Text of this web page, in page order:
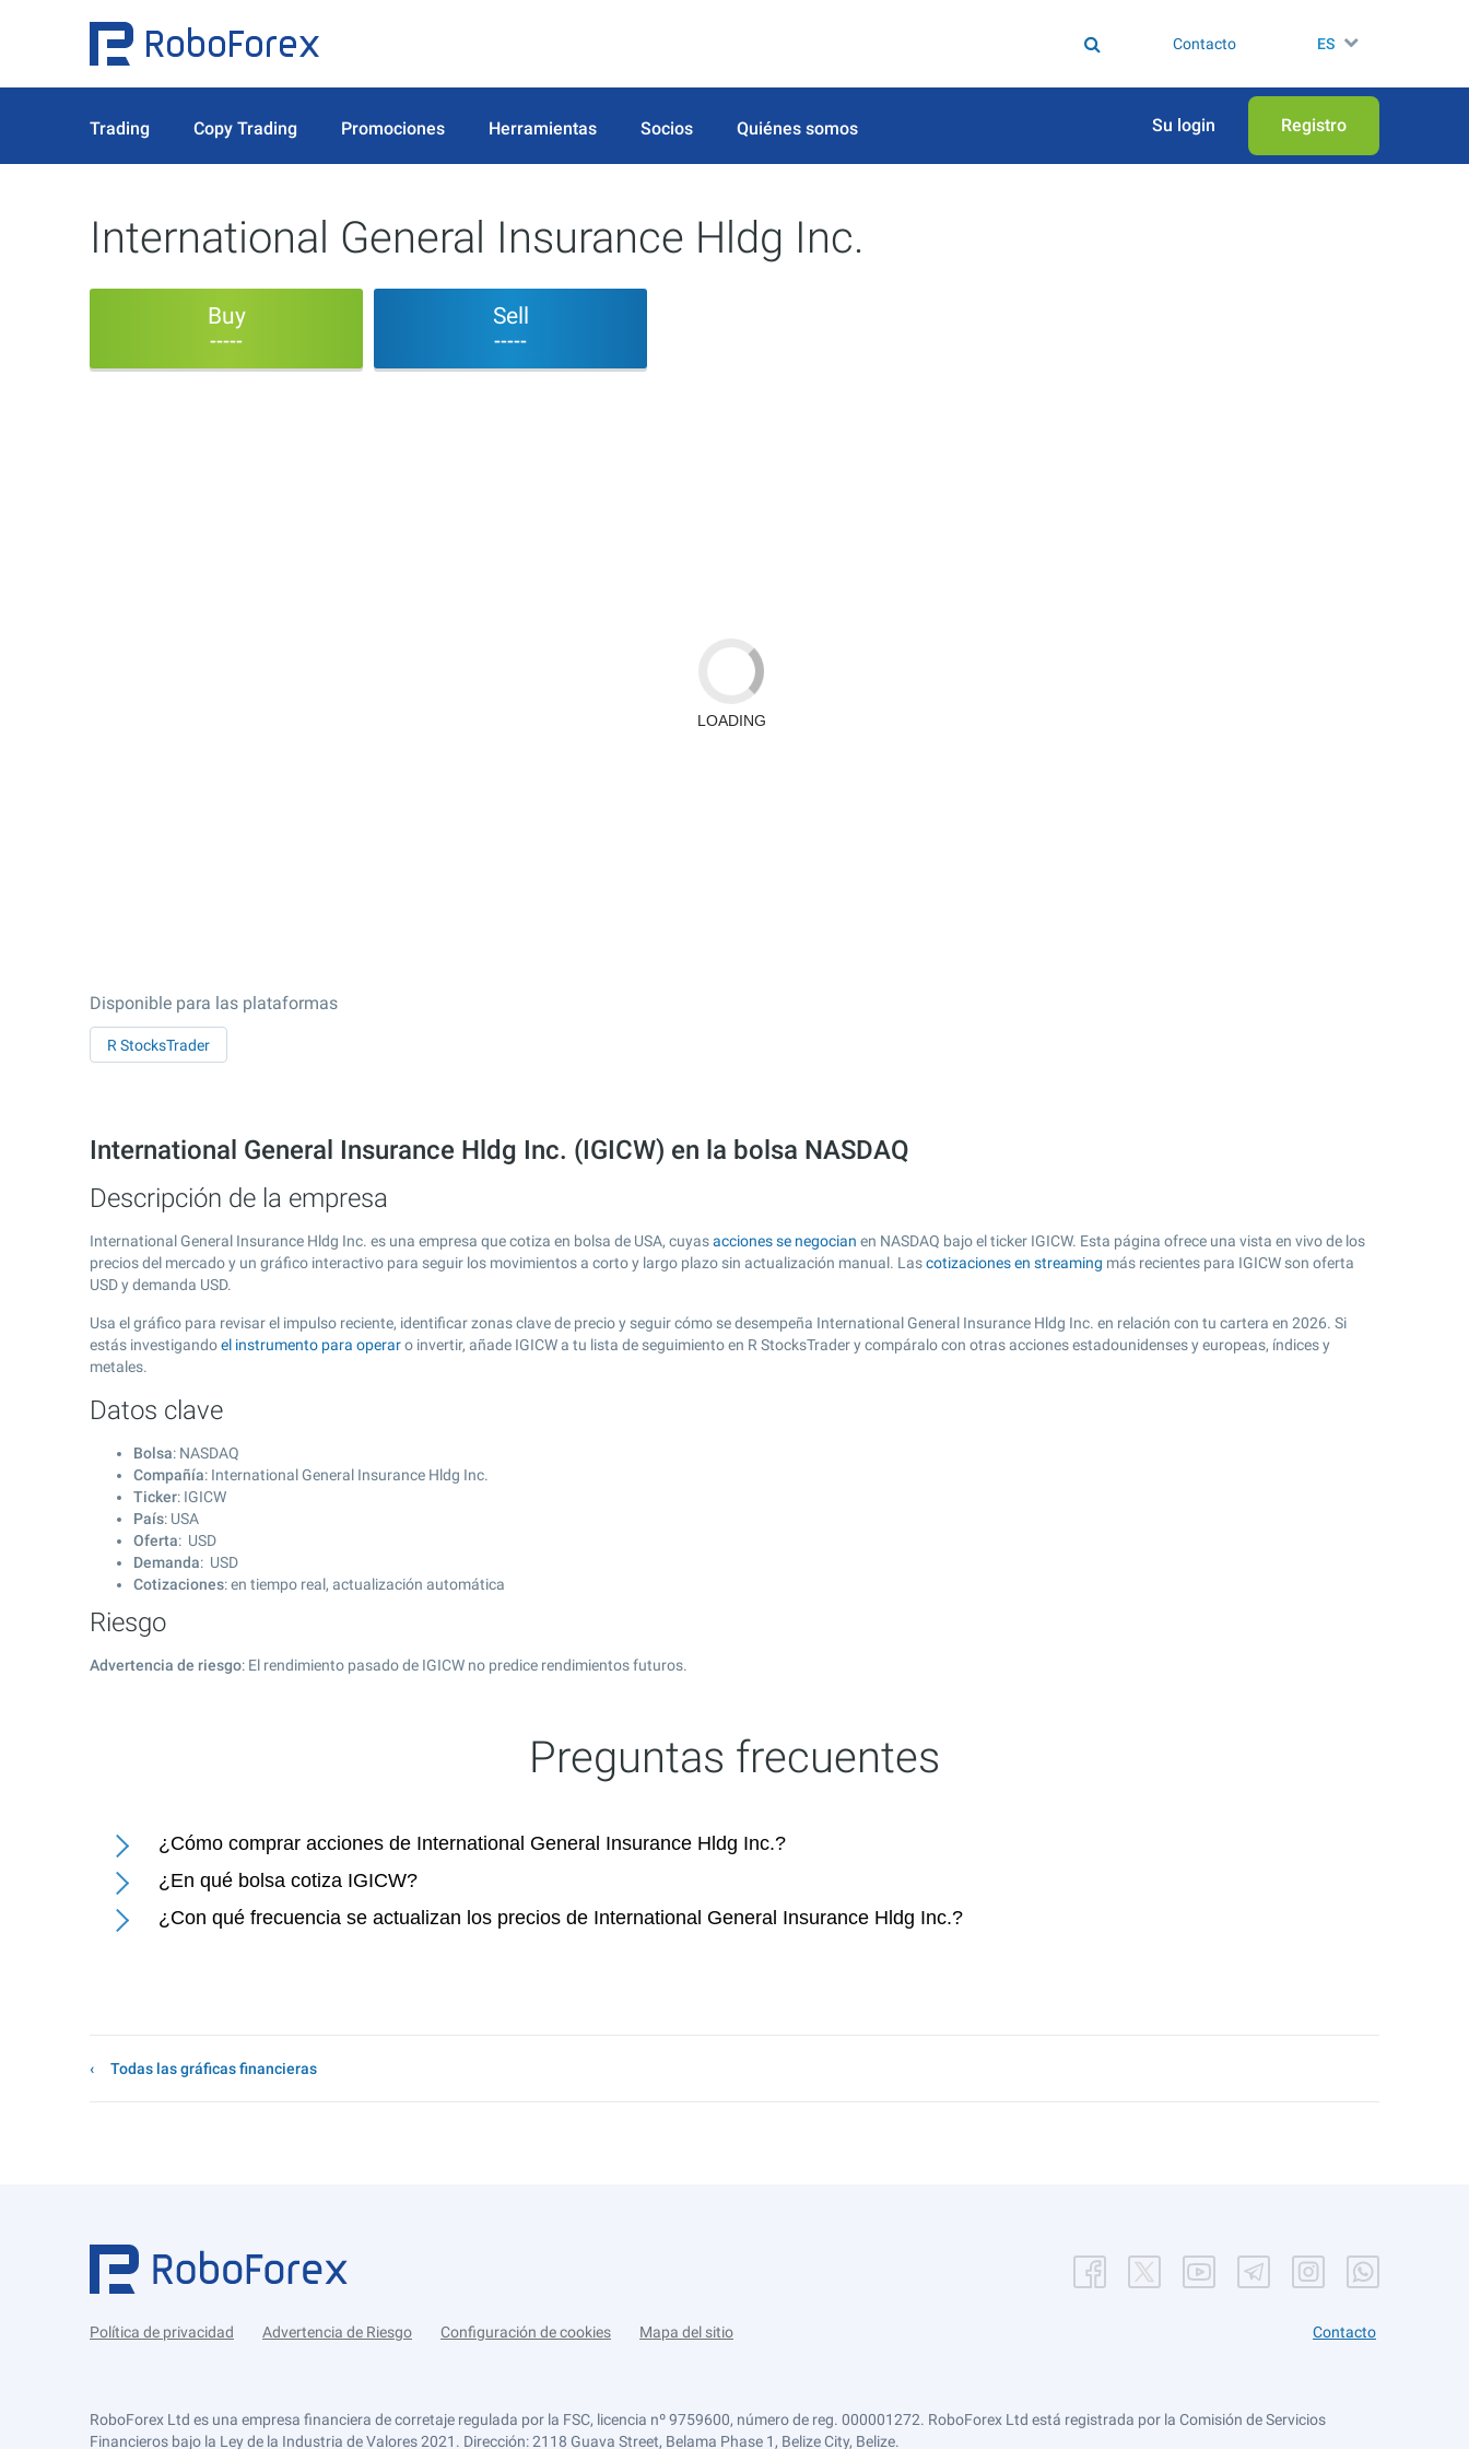
Contacto ES
Trading Copy Trading Promociones Herramientas Socios Quiénes somos Su login Registro
International General Insurance Hldg Inc.
Buy
-----
Sell
-----
Disponible para las plataformas
R StocksTrader
International General Insurance Hldg Inc. (IGICW) en la bolsa NASDAQ
Descripción de la empresa
International General Insurance Hldg Inc. es una empresa que cotiza en bolsa de USA, cuyasacciones se negocian en NASDAQ bajo el ticker IGICW. Esta página ofrece una vista en vivo de los
precios del mercado y un gráfico interactivo para seguir los movimientos a corto y largo plazo sin actualización manual. Lascotizaciones en streaming más recientes para IGICW son oferta
USD y demanda USD.
Usa el gráfico para revisar el impulso reciente, identificar zonas clave de precio y seguir cómo se desempeña International General Insurance Hldg Inc. en relación con tu cartera en 2026. Si
estás investigandoel instrumento para operaro invertir, añade IGICW a tu lista de seguimiento en R StocksTrader y compáralo con otras acciones estadounidenses y europeas, índices y
metales.
Datos clave
Bolsa: NASDAQ
Compañía: International General Insurance Hldg Inc.
Ticker: IGICW
País: USA
Oferta: USD
Demanda: USD
Cotizaciones: en tiempo real, actualización automática
Riesgo
Advertencia de riesgo: El rendimiento pasado de IGICW no predice rendimientos futuros.
Preguntas frecuentes
¿Cómo comprar acciones de International General Insurance Hldg Inc.?
¿En qué bolsa cotiza IGICW?
¿Con qué frecuencia se actualizan los precios de International General Insurance Hldg Inc.?
Todas las gráficas financieras
Política de privacidad Advertencia de Riesgo Configuración de cookies Mapa del sitio Contacto
RoboForex Ltd es una empresa financiera de corretaje regulada por la FSC, licencia nº 9759600, número de reg. 000001272. RoboForex Ltd está registrada por la Comisión de Servicios
Financieros bajo la Ley de la Industria de Valores 2021. Dirección: 2118 Guava Street, Belama Phase 1, Belize City, Belize.